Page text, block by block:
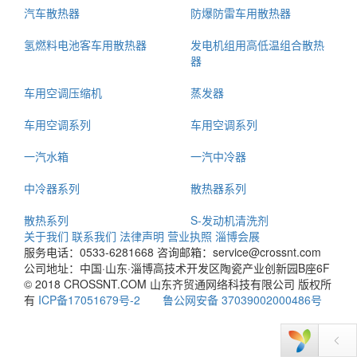
汽车散热器
防爆防雷车用散热器
氢燃料电池客车用散热器
发电机组用高低温组合散热
器
车用空调压缩机
蒸发器
车用空调系列
车用空调系列
一汽水箱
一汽中冷器
中冷器系列
散热器系列
散热系列
S-发动机清洗剂
关于我们 联系我们 法律声明 营业执照 淄博会展
服务电话：0533-6281668 咨询邮箱：service@crossnt.com
公司地址：中国·山东·淄博高技术开发区陶瓷产业创新园B座6F
© 2018 CROSSNT.COM 山东齐贸通网络科技有限公司 版权所
有 ICP备17051679号-2 鲁公网安备 37039002000486号